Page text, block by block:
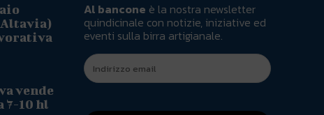
vende
7-10 hl
Al bancone è la nostra newsletter
quindicinale con notizie, iniziative ed
eventi sulla birra artigianale.